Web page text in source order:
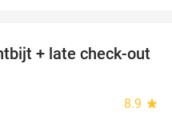
41%
+ late check-out
8.9 star